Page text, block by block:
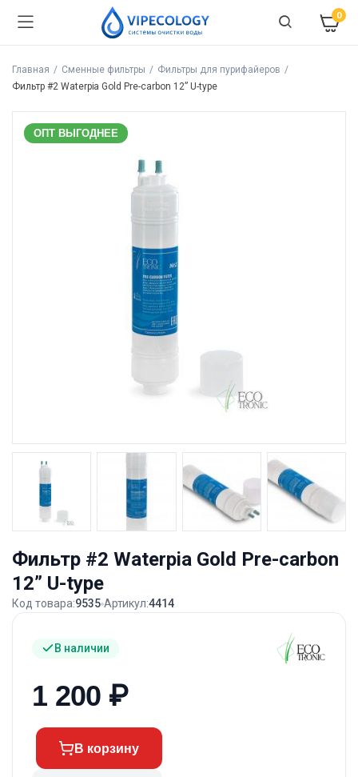
0
Главная Сменные фильтры
Фильтры для пурифайеров
Фильтр #2 Waterpia Gold Pre-carbon 12” U-type
ОПТ ВЫГОДНЕЕ
Фильтр #2 Waterpia Gold Pre-carbon
12” U-type
Код товара:9535 Артикул:4414
В наличии
1 200 ₽
В корзину